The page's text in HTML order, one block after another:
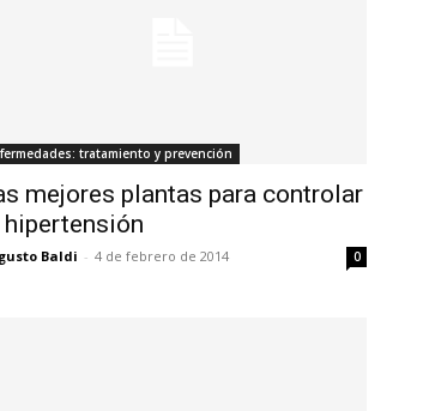
tratamiento y prevención
mejores plantas para controlar
hipertensión
Baldi - 4 de febrero de 2014 0